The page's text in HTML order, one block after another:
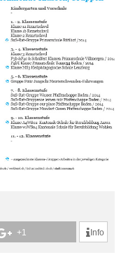
+1 Info